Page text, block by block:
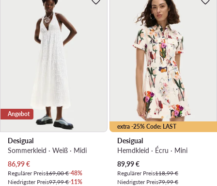
Angebot
Desigual
Sommerkleid · Weiß · Midi
Aktueller Preis
86,99€
Regulärer Preis169,00 €-48%
Niedrigster Preis97,99 €-11%
extra -25% Code: LAST
Desigual
Hemdkleid · Écru · Mini
Aktueller Preis
89,99€
Regulärer Preis118,99 €
Niedrigster Preis79,99 €